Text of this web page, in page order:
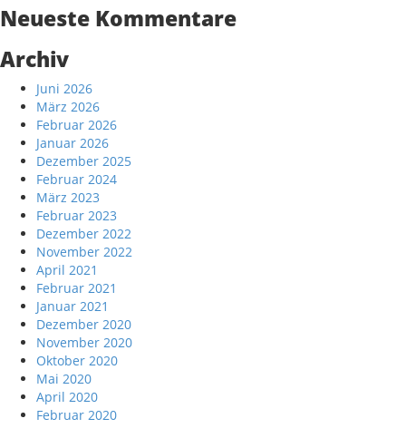
Neueste Kommentare
Archiv
Juni 2026
März 2026
Februar 2026
Januar 2026
Dezember 2025
Februar 2024
März 2023
Februar 2023
Dezember 2022
November 2022
April 2021
Februar 2021
Januar 2021
Dezember 2020
November 2020
Oktober 2020
Mai 2020
April 2020
Februar 2020